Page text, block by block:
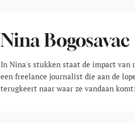
Nina Bogosavac
In Nina's stukken staat de impact van
een freelance journalist die aan de
terugkeert naar waar ze vandaan